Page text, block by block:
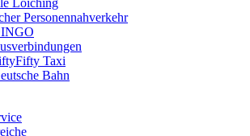
Loiching
Personennahverkehr
Taxi
Bahn